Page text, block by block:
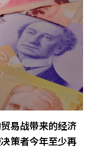
易战带来的经济
策者今年至少再